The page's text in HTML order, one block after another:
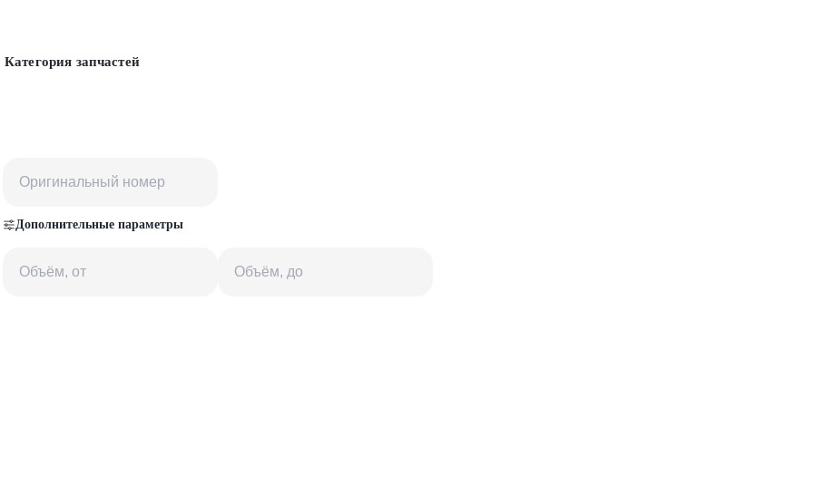
Категория запчастей
Дополнительные параметры